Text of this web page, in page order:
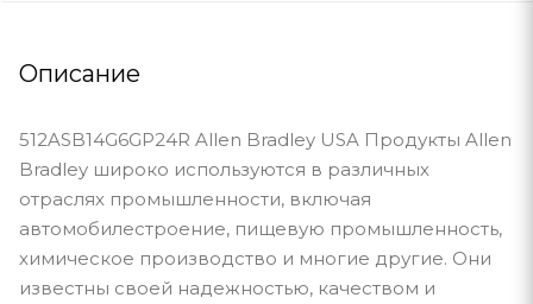
Описание
512ASB14G6GP24R Allen Bradley USA Продукты Allen
Bradley широко используются в различных
отраслях промышленности, включая
автомобилестроение, пищевую промышленность,
химическое производство и многие другие. Они
известны своей надежностью, качеством и